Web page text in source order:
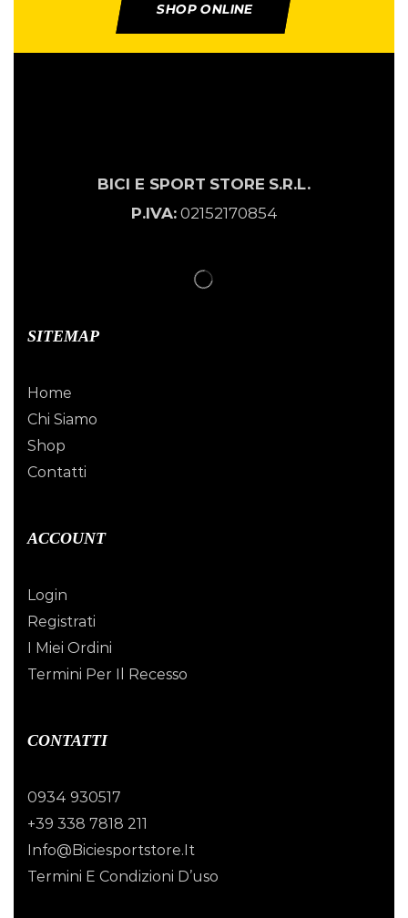
SHOP ONLINE
BICI E SPORT STORE S.R.L.
P.IVA:02152170854
SITEMAP
Home
Chi Siamo
Shop
Contatti
ACCOUNT
Login
Registrati
I Miei Ordini
Termini Per Il Recesso
CONTATTI
0934 930517
+39 338 7818 211
Info@biciesportstore.it
Termini E Condizioni D’uso